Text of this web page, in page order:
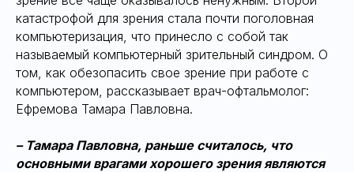
катастрофой для зрения стала почти поголовная
компьютеризация, что принесло с собой так
называемый компьютерный зрительный синдром. О
том, как обезопасить свое зрение при работе с
компьютером, рассказывает врач-офтальмолог:
Ефремова Тамара Павловна.
– Тамара Павловна, раньше считалось, что
основными врагами хорошего зрения являются